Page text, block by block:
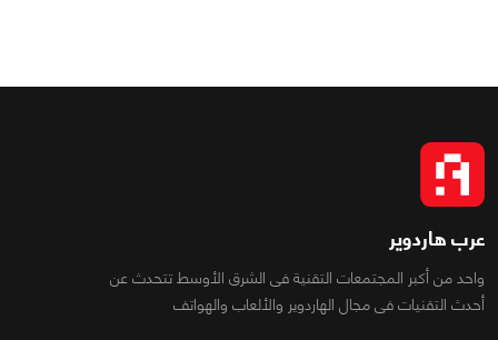
عرب هاردوير
واحد من أكبر المجتمعات التقنية فى الشرق الأوسط تتحدث عن
أحدث التقنيات فى مجال الهاردوير والألعاب والهواتف